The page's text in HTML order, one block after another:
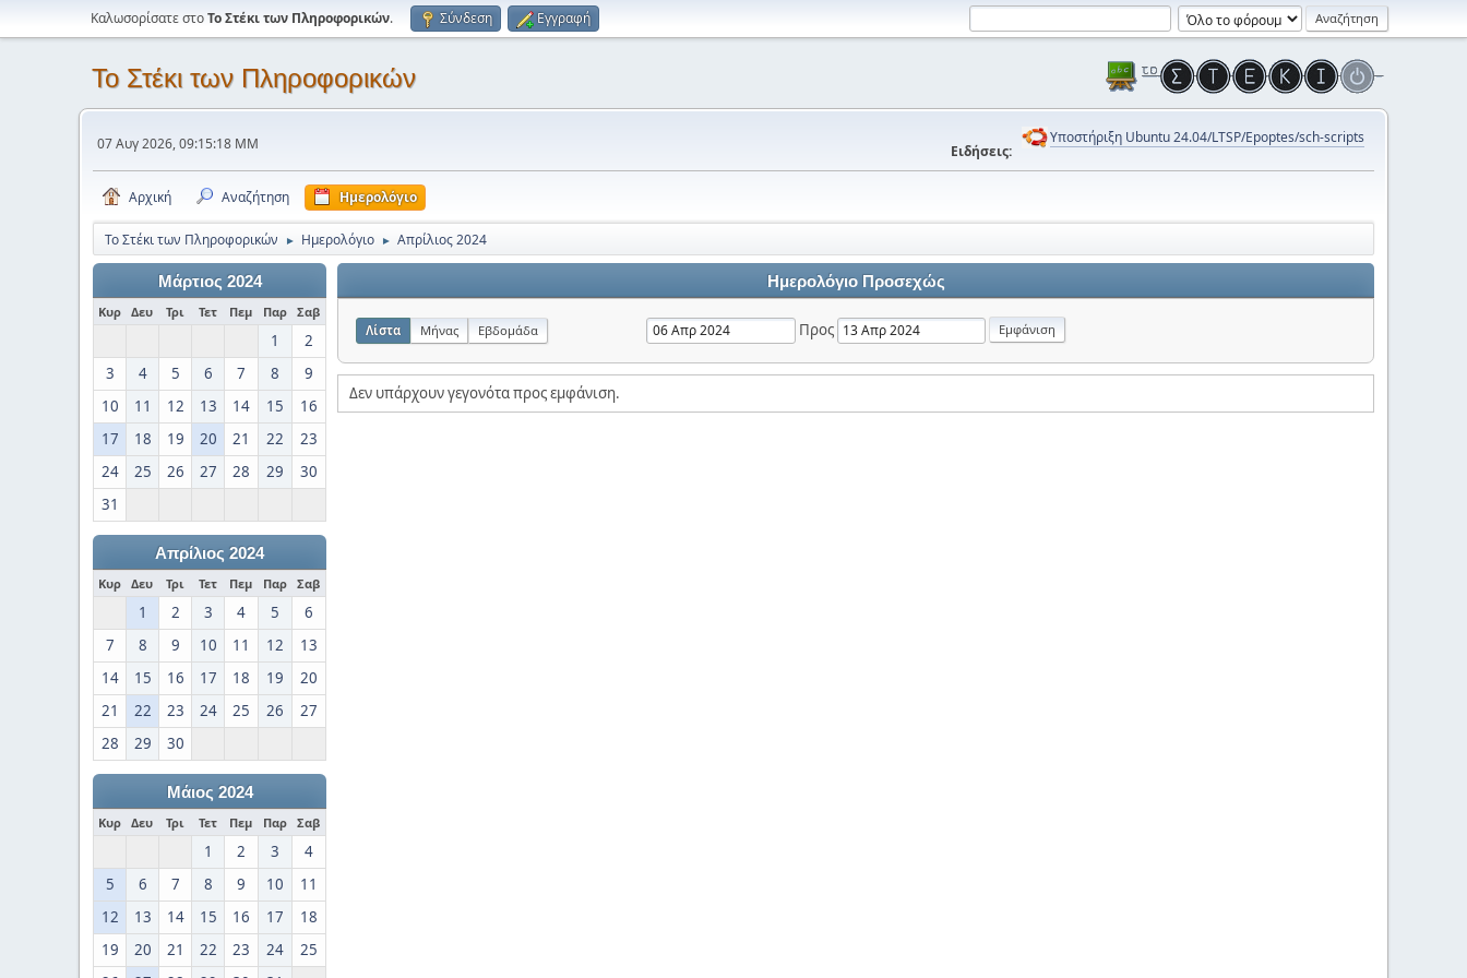
Καλωσορίσατε στοΤο Στέκι των Πληροφορικών. Σύνδεση Εγγραφή
Το Στέκι των Πληροφορικών
07 Αυγ 2026, 09:15:18 ΜΜ Ειδήσεις:
Υποστήριξη Ubuntu 24.04/LTSP/Epoptes/sch-scripts
Αρχική Αναζήτηση Ημερολόγιο
Το Στέκι των Πληροφορικών ► Ημερολόγιο ► Απρίλιος 2024
Μάρτιος 2024
Κυρ Δευ Τρι Τετ Πεμ Παρ Σαβ
1
2
3
4 5 6 7 8
9
10
11 12 13 14 15
16
17
18 19 20 21 22
23
24
25 26 27 28 29
30
31
Απρίλιος 2024
Κυρ Δευ Τρι Τετ Πεμ Παρ Σαβ
1 2 3 4 5
6
7
8 9 10 11 12
13
14
15 16 17 18 19
20
21
22 23 24 25 26
27
28
29 30
Μάιος 2024
Κυρ Δευ Τρι Τετ Πεμ Παρ Σαβ
1 2 3
4
5
6 7 8 9 10
11
12
13 14 15 16 17
18
19
20 21 22 23 24
25
Ημερολόγιο Προσεχώς
Λίστα Μήνας Εβδομάδα Προς
Δεν υπάρχουν γεγονότα προς εμφάνιση.